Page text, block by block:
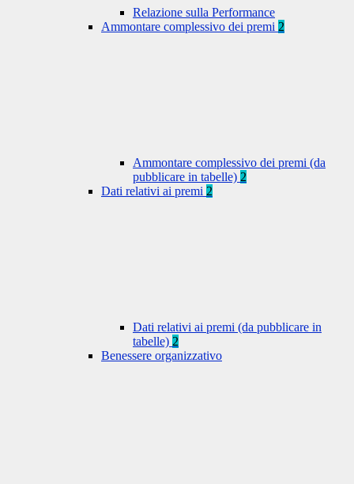
Relazione sulla Performance
Ammontare complessivo dei premi 2
Ammontare complessivo dei premi (da
pubblicare in tabelle) 2
Dati relativi ai premi 2
Dati relativi ai premi (da pubblicare in
tabelle) 2
Benessere organizzativo